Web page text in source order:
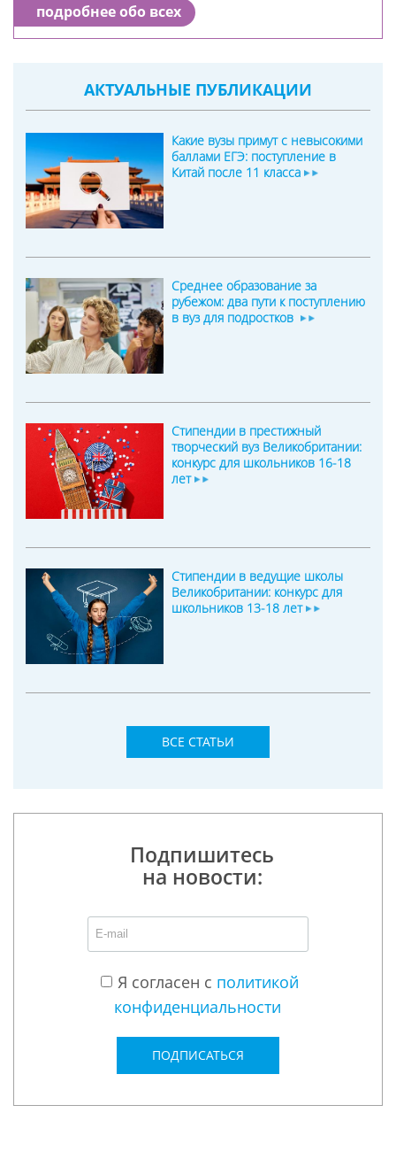
подробнее обо всех
АКТУАЛЬНЫЕ ПУБЛИКАЦИИ
Какие вузы примут с невысокими
баллами ЕГЭ: поступление в
Китай после 11 класса
Среднее образование за
рубежом: два пути к поступлению
в вуз для подростков
Стипендии в престижный
творческий вуз Великобритании:
конкурс для школьников 16-18
лет
Стипендии в ведущие школы
Великобритании: конкурс для
школьников 13-18 лет
ВСЕ СТАТЬИ
Подпишитесь
на новости:
Я согласен с политикой
конфиденциальности
ПОДПИСАТЬСЯ